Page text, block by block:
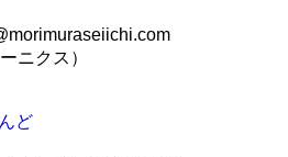
ニクス）
ど